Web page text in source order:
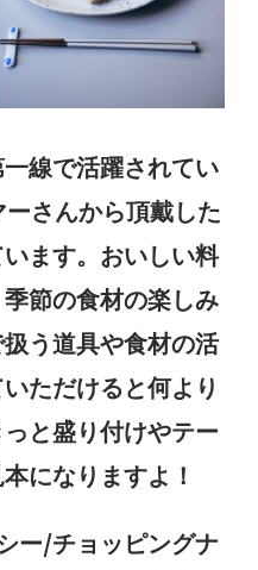
線で活躍されてい
さんから頂戴した
ます。おいしい料
節の食材の楽しみ
う道具や食材の活
ただけると何より
と盛り付けやテー
になりますよ！
ー/チョッピングナ